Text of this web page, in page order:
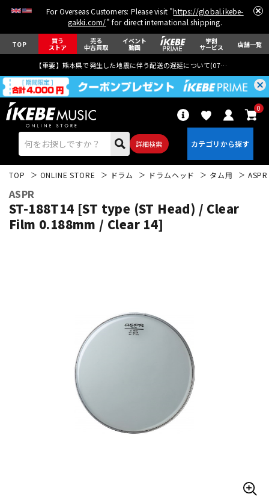
For Overseas Customers: Please visit "https://global.ikebe-
gakki.com/" for direct international shipping.
TOP 買う
ストア
売る
中古買取
イベント
動画
学割
サービス 店舗一覧
【重要】熊本県で発生した地震に伴う配送の遅延について(07月29日
詳細検索
0
パーカッション
その他楽器
TOP ONLINE STORE ドラム ドラムヘッド タム用 ASPR
ASPR
ST-188T14 [ST type (ST Head) / Clear
Film 0.188mm / Clear 14]